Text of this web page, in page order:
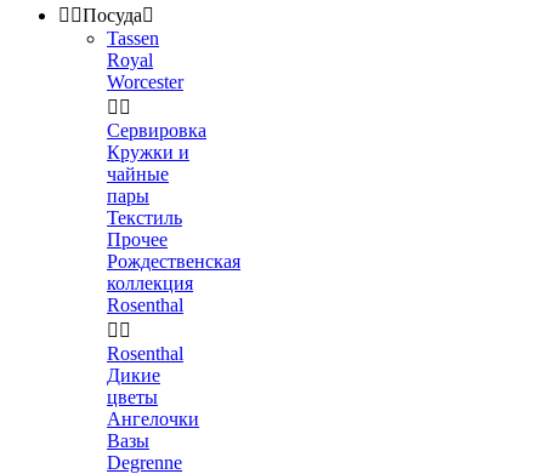
 Посуда
Tassen
Royal
Worcester
 
Сервировка
Кружки и
чайные
пары
Текстиль
Прочее
Рождественская
коллекция
Rosenthal
 
Rosenthal
Дикие
цветы
Ангелочки
Вазы
Degrenne